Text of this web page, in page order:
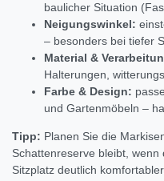
baulicher Situation
Neigungswinkel:
– besonders bei tiefer
Material &
Halterungen,
Farbe & Design:
und Gartenmöbeln –
Tipp: Planen Sie die
Schattenreserve bleibt,
Sitzplatz deutlich